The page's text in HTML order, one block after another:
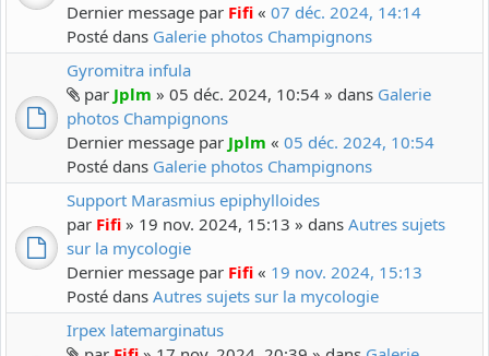
Dernier message par Fifi « 07 déc. 2024, 14:14
Posté dans Galerie photos Champignons
Gyromitra infula
par Jplm » 05 déc. 2024, 10:54 » dans Galerie
photos Champignons
Dernier message par Jplm « 05 déc. 2024, 10:54
Posté dans Galerie photos Champignons
Support Marasmius epiphylloides
par Fifi » 19 nov. 2024, 15:13 » dans Autres sujets
sur la mycologie
Dernier message par Fifi « 19 nov. 2024, 15:13
Posté dans Autres sujets sur la mycologie
Irpex latemarginatus